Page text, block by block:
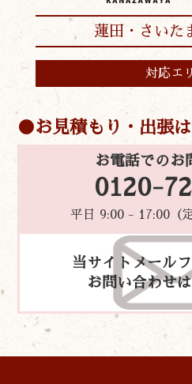
蓮田・さいた
対応エ
お見積もり・出張は
お電話でのお
0120-
平日 9:00 - 17:00（
当サイトメール
お問い合わせ